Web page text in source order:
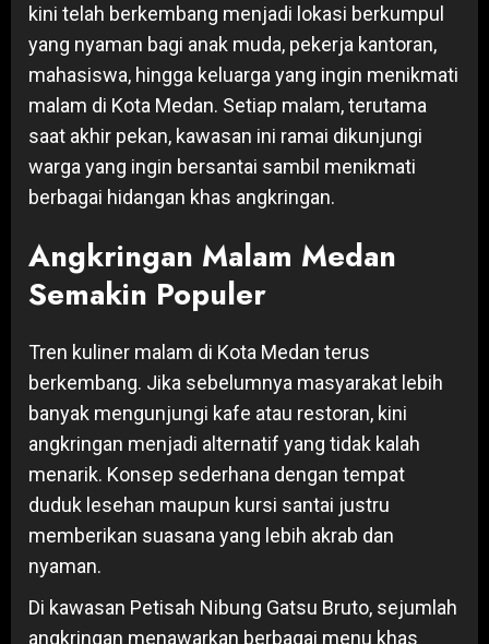
kini telah berkembang menjadi lokasi berkumpul
yang nyaman bagi anak muda, pekerja kantoran,
mahasiswa, hingga keluarga yang ingin menikmati
malam di Kota Medan. Setiap malam, terutama
saat akhir pekan, kawasan ini ramai dikunjungi
warga yang ingin bersantai sambil menikmati
berbagai hidangan khas angkringan.
Angkringan Malam Medan
Semakin Populer
Tren kuliner malam di Kota Medan terus
berkembang. Jika sebelumnya masyarakat lebih
banyak mengunjungi kafe atau restoran, kini
angkringan menjadi alternatif yang tidak kalah
menarik. Konsep sederhana dengan tempat
duduk lesehan maupun kursi santai justru
memberikan suasana yang lebih akrab dan
nyaman.
Di kawasan Petisah Nibung Gatsu Bruto, sejumlah
angkringan menawarkan berbagai menu khas